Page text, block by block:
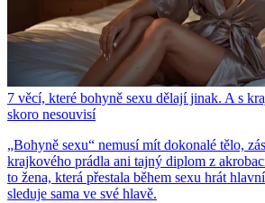
7 věcí, které bohyně sexu dělají jinak. A s
skoro nesouvisí
„Bohyně sexu“ nemusí mít dokonalé tělo,
krajkového prádla ani tajný diplom z
to žena, která přestala během sexu hrát
sleduje sama ve své hlavě.